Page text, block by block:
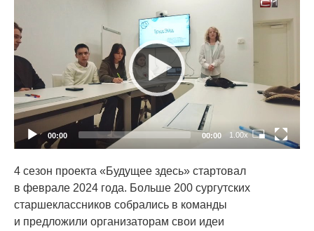
00:00 00:00 1.00x
4 сезон проекта «Будущее здесь» стартовал
в феврале 2024 года. Больше 200 сургутских
старшеклассников собрались в команды
и предложили организаторам свои идеи